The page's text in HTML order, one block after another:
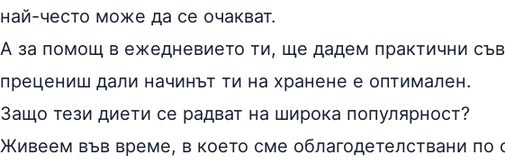
най-често може да се очакват.
А за помощ в ежедневието ти, ще дадем практични
прецениш дали начинът ти на хранене е оптимален.
Защо тези диети се радват на широка популярност?
Живеем във време, в което сме облагодетелствани по